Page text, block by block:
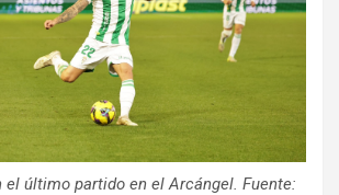
el último partido en el Arcángel. Fuente: